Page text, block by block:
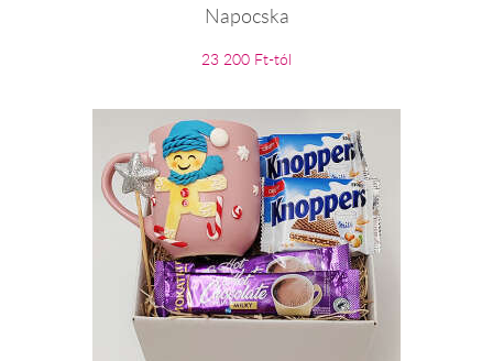
Napocska
23 200 Ft-tól